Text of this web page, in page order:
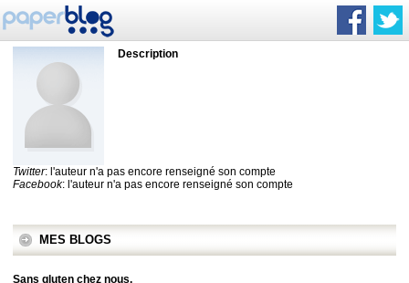
Description
Twitter: l'auteur n'a pas encore renseigné son compte
Facebook: l'auteur n'a pas encore renseigné son compte
MES BLOGS
Sans gluten chez nous.